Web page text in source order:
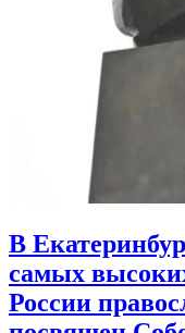
В
самых
России